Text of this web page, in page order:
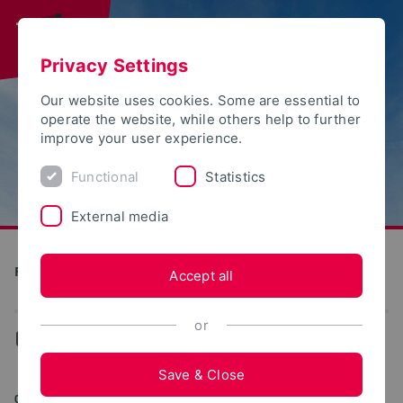
Future Food Factory OWL
01/20/2025
Privacy Settings
Our website uses cookies. Some are essential to
operate the website, while others help to further
improve your user experience.
Functional Statistics
External media
Accept all
or
Save & Close